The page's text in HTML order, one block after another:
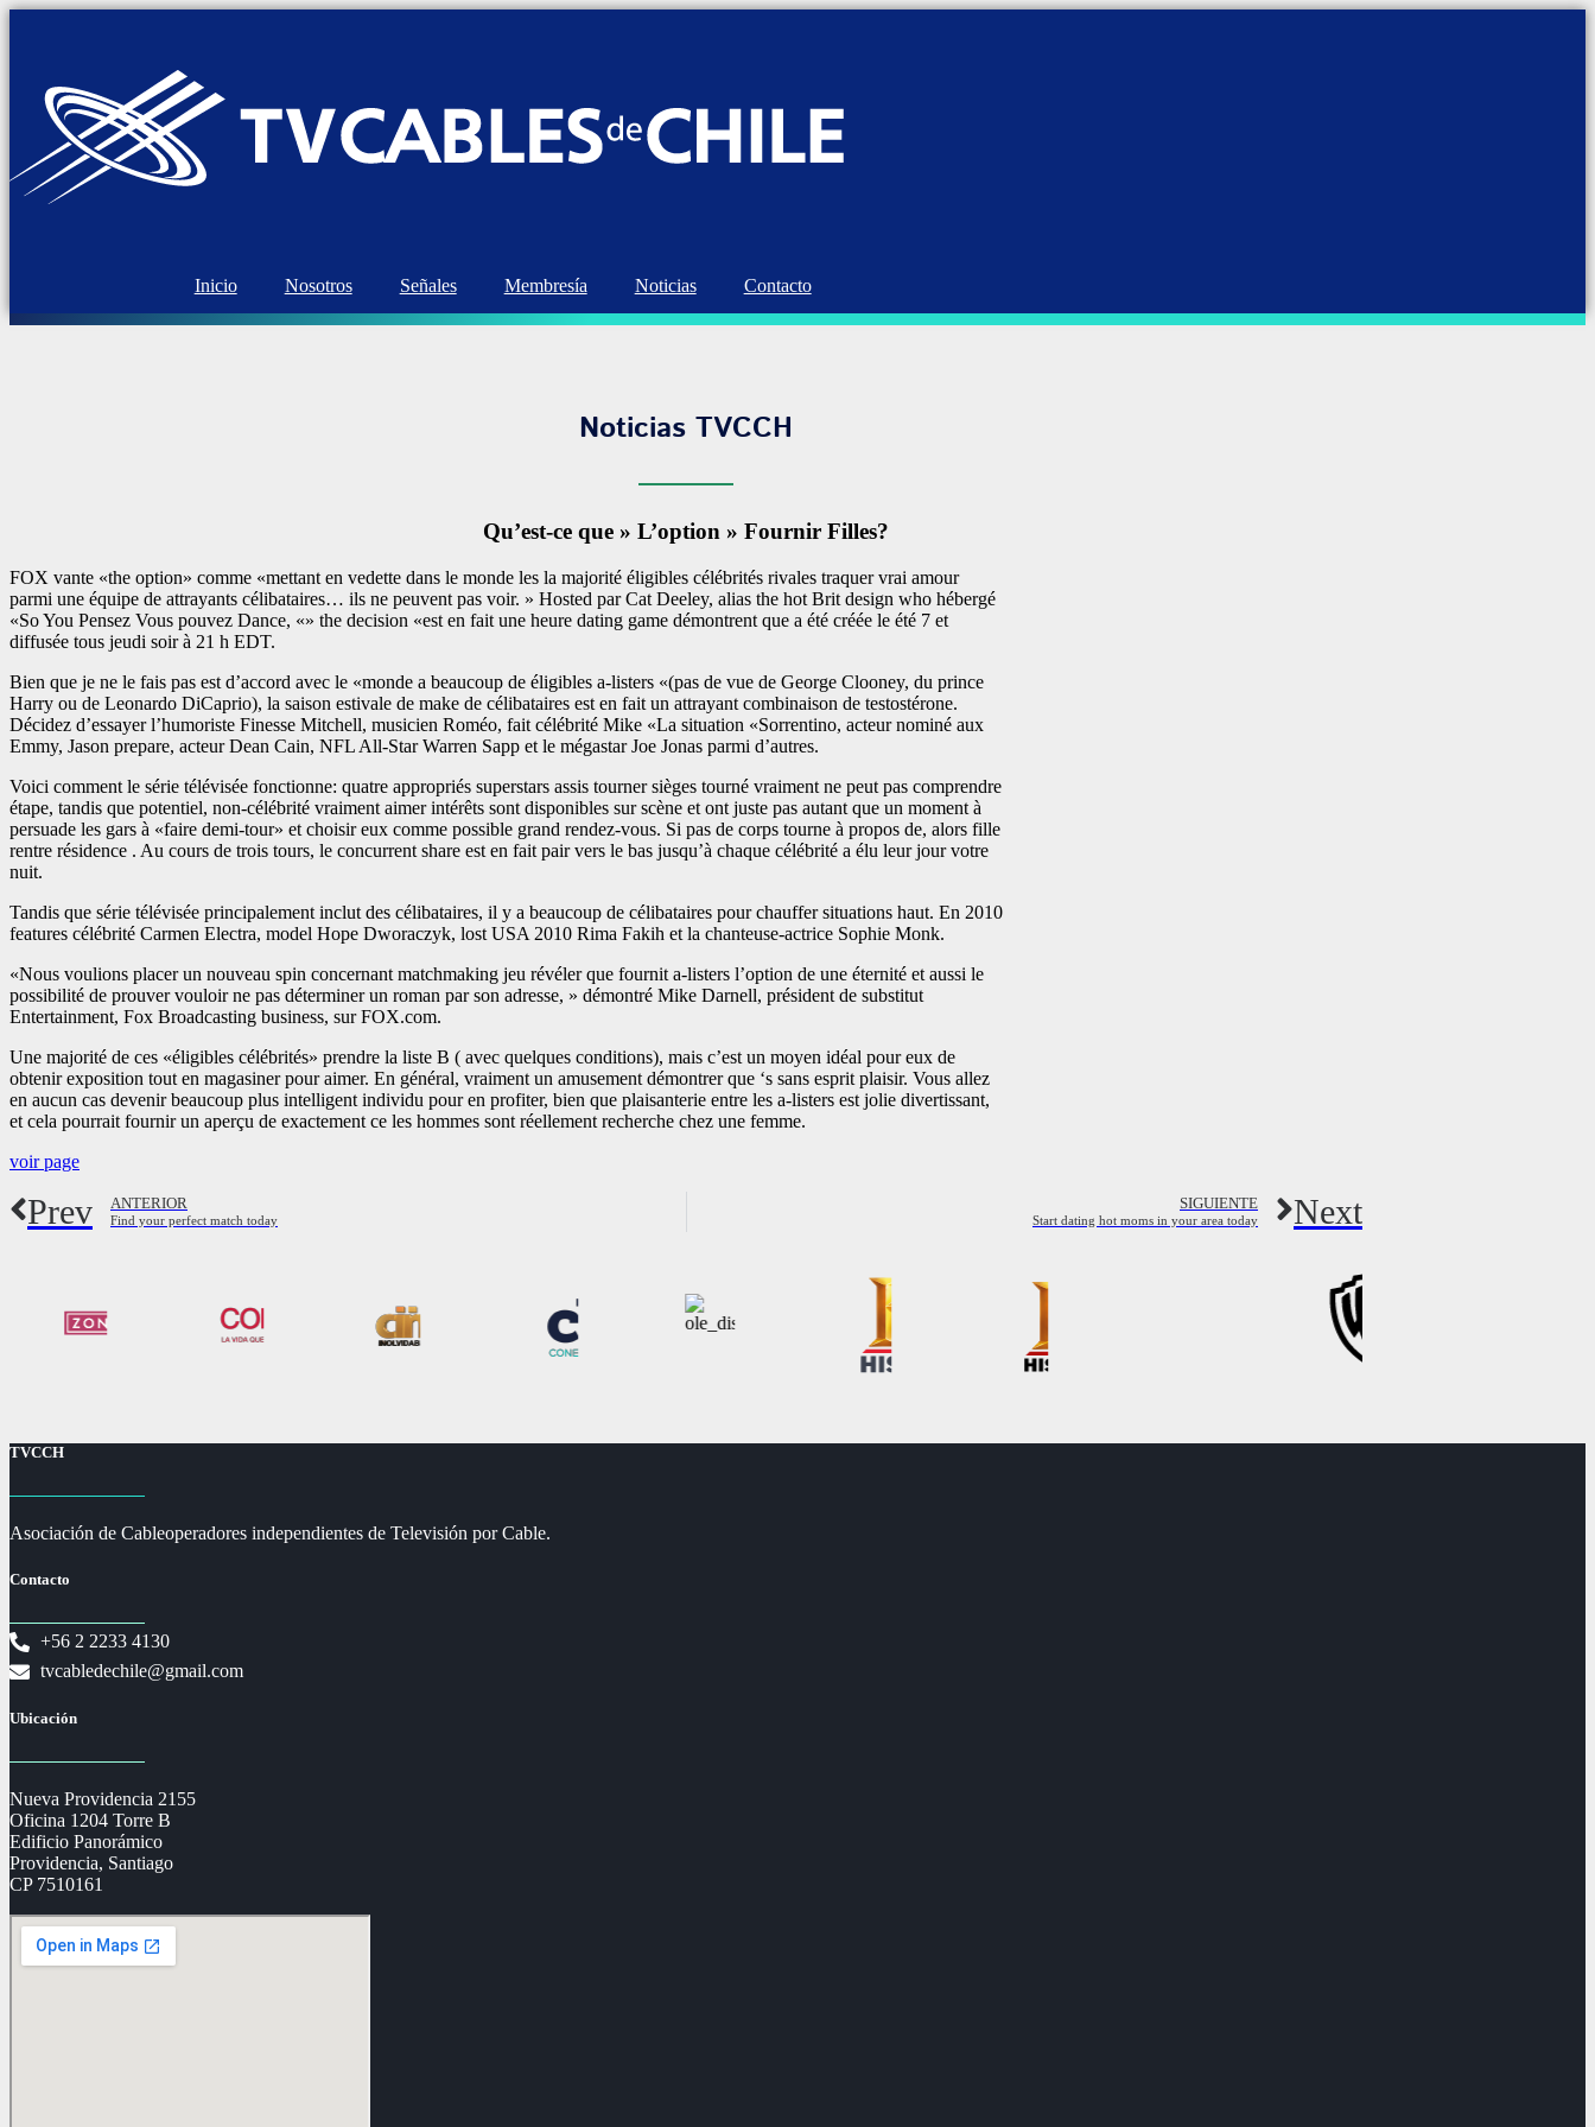
Inicio Nosotros Señales Membresía Noticias Contacto
Noticias TVCCH
Qu’est-ce que » L’option » Fournir Filles?
FOX vante «the option» comme «mettant en vedette dans le monde les la majorité éligibles célébrités rivales traquer vrai amour
parmi une équipe de attrayants célibataires… ils ne peuvent pas voir. » Hosted par Cat Deeley, alias the hot Brit design who hébergé
«So You Pensez Vous pouvez Dance, «» the decision «est en fait une heure dating game démontrent que a été créée le été 7 et
diffusée tous jeudi soir à 21 h EDT.
Bien que je ne le fais pas est d’accord avec le «monde a beaucoup de éligibles a-listers «(pas de vue de George Clooney, du prince
Harry ou de Leonardo DiCaprio), la saison estivale de make de célibataires est en fait un attrayant combinaison de testostérone.
Décidez d’essayer l’humoriste Finesse Mitchell, musicien Roméo, fait célébrité Mike «La situation «Sorrentino, acteur nominé aux
Emmy, Jason prepare, acteur Dean Cain, NFL All-Star Warren Sapp et le mégastar Joe Jonas parmi d’autres.
Voici comment le série télévisée fonctionne: quatre appropriés superstars assis tourner sièges tourné vraiment ne peut pas comprendre
étape, tandis que potentiel, non-célébrité vraiment aimer intérêts sont disponibles sur scène et ont juste pas autant que un moment à
persuade les gars à «faire demi-tour» et choisir eux comme possible grand rendez-vous. Si pas de corps tourne à propos de, alors fille
rentre résidence . Au cours de trois tours, le concurrent share est en fait pair vers le bas jusqu’à chaque célébrité a élu leur jour votre
nuit.
Tandis que série télévisée principalement inclut des célibataires, il y a beaucoup de célibataires pour chauffer situations haut. En 2010
features célébrité Carmen Electra, model Hope Dworaczyk, lost USA 2010 Rima Fakih et la chanteuse-actrice Sophie Monk.
«Nous voulions placer un nouveau spin concernant matchmaking jeu révéler que fournit a-listers l’option de une éternité et aussi le
possibilité de prouver vouloir ne pas déterminer un roman par son adresse, » démontré Mike Darnell, président de substitut
Entertainment, Fox Broadcasting business, sur FOX.com.
Une majorité de ces «éligibles célébrités» prendre la liste B ( avec quelques conditions), mais c’est un moyen idéal pour eux de
obtenir exposition tout en magasiner pour aimer. En général, vraiment un amusement démontrer que ‘s sans esprit plaisir. Vous allez
en aucun cas devenir beaucoup plus intelligent individu pour en profiter, bien que plaisanterie entre les a-listers est jolie divertissant,
et cela pourrait fournir un aperçu de exactement ce les hommes sont réellement recherche chez une femme.
voir page
Prev ANTERIOR
Find your perfect match today
SIGUIENTE
Start dating hot moms in your area today Next
TVCCH
Asociación de Cableoperadores independientes de Televisión por Cable.
Contacto
+56 2 2233 4130
tvcabledechile@gmail.com
Ubicación
Nueva Providencia 2155
Oficina 1204 Torre B
Edificio Panorámico
Providencia, Santiago
CP 7510161